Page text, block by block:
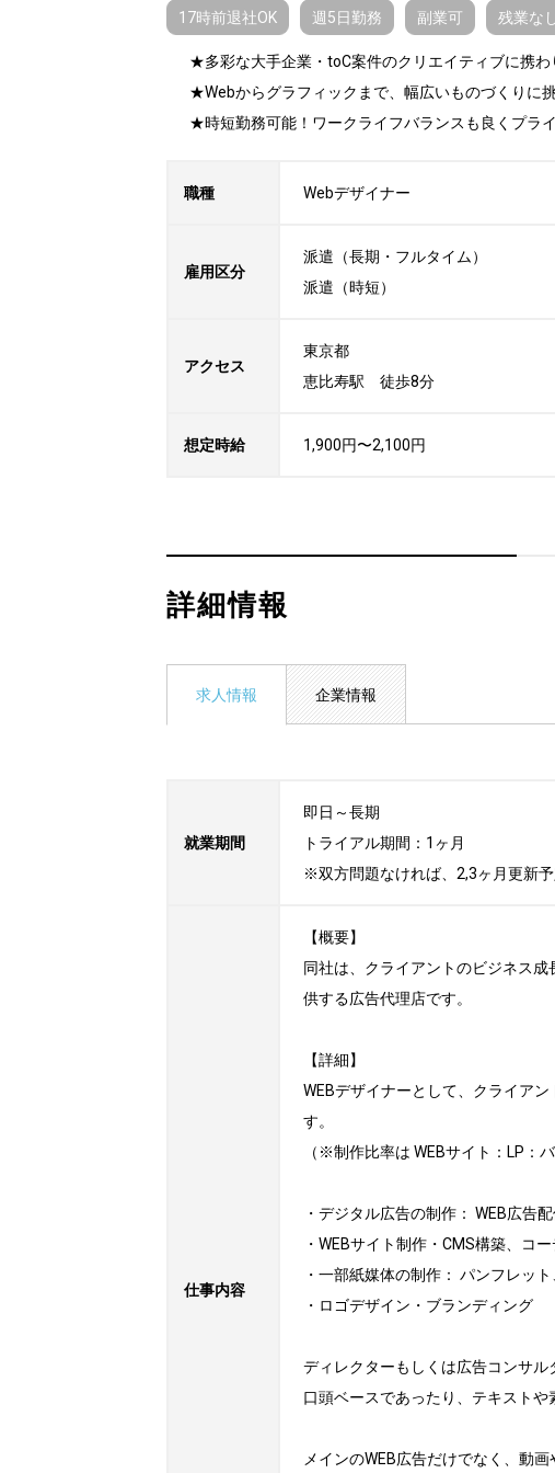
17時前退社OK 週5日勤務 副業可 残業な
★多彩な大手企業・toC案件のクリエイティブに携
★Webからグラフィックまで、幅広いものづくりに
★時短勤務可能！ワークライフバランスも良くプラ
職種 Webデザイナー
雇用区分
派遣（長期・フルタイム）
派遣（時短）
アクセス
東京都
恵比寿駅　徒歩8分
想定時給 1,900円〜2,100円
詳細情報
求人情報 企業情報
就業期間
即日～長期
トライアル期間：1ヶ月
※双方問題なければ、2,3ヶ月更新
仕事内容
【概要】
同社は、クライアントのビジネス
供する広告代理店です。
【詳細】
WEBデザイナーとして、クライア
す。
（※制作比率は WEBサイト：LP：
・デジタル広告の制作： WEB広告
・WEBサイト制作・CMS構築、コ
・一部紙媒体の制作： パンフレッ
・ロゴデザイン・ブランディング
ディレクターもしくは広告コンサル
口頭ベースであったり、テキストや
メインのWEB広告だけでなく、動